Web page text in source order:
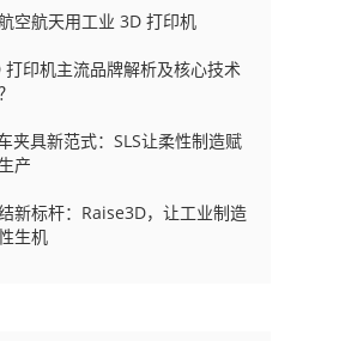
空航天用工业 3D 打印机
打印机主流品牌解析及核心技术
夹具新范式：SLS让柔性制造赋
产
新标杆：Raise3D，让工业制造
生机